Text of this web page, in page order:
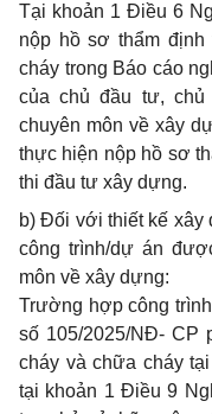
Tại khoản 1 Điều 6
nộp hồ sơ thẩm
cháy trong Báo cáo
của chủ đầu tư,
chuyên môn về xây
thực hiện nộp hồ sơ
thi đầu tư xây dựng.
b)Đối với thiết kế xây
công trình/dự án
môn về xây dựng:
Trường hợp công
số 105/2025/NĐ- CP
cháy và chữa cháy
tại khoản 1 Điều 9